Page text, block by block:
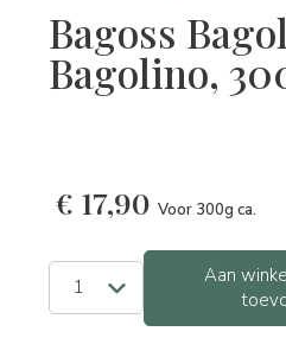
Bagoss
Bagolino,
€ 17,90 Voor 300g ca.
Aan